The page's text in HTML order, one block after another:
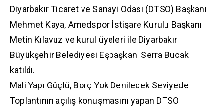
Diyarbakır Ticaret ve Sanayi Odası (DTSO) Başkanı
Mehmet Kaya, Amedspor İstişare Kurulu Başkanı
Metin Kılavuz ve kurul üyeleri ile Diyarbakır
Büyükşehir Belediyesi Eşbaşkanı Serra Bucak
katıldı.
Mali Yapı Güçlü, Borç Yok Denilecek Seviyede
Toplantının açılış konuşmasını yapan DTSO